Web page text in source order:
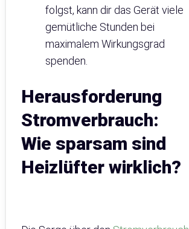
folgst, kann dir das Gerät viele
gemütliche Stunden bei
maximalem Wirkungsgrad
spenden.
Herausforderung
Stromverbrauch:
Wie sparsam sind
Heizlüfter wirklich?